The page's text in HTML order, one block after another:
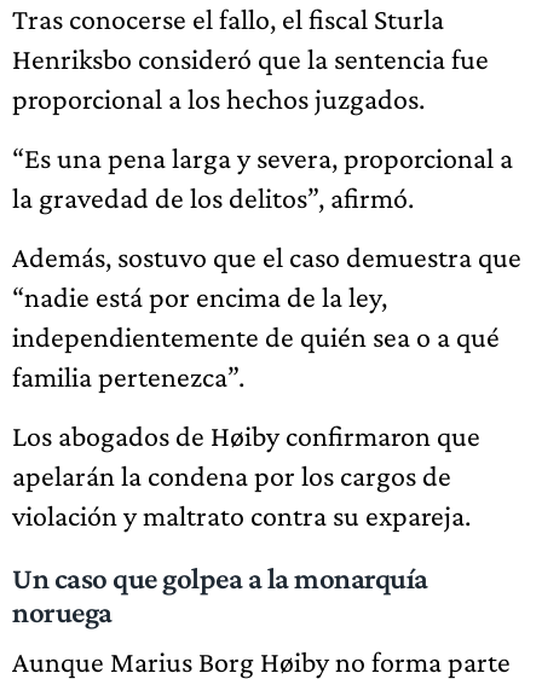
Tras conocerse el fallo, el fiscal Sturla
Henriksbo consideró que la sentencia fue
proporcional a los hechos juzgados.
“Es una pena larga y severa, proporcional a
la gravedad de los delitos”, afirmó.
Además, sostuvo que el caso demuestra que
“nadie está por encima de la ley,
independientemente de quién sea o a qué
familia pertenezca”.
Los abogados de Høiby confirmaron que
apelarán la condena por los cargos de
violación y maltrato contra su expareja.
Un caso que golpea a la monarquía
noruega
Aunque Marius Borg Høiby no forma parte